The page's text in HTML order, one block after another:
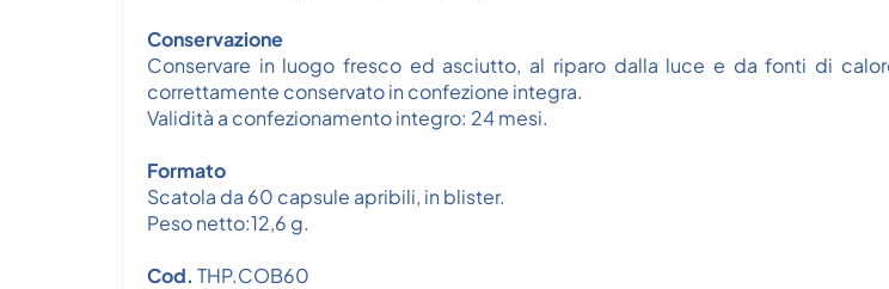
Conservazione
Conservare in luogo fresco ed asciutto, al riparo dalla luce e da fonti di
correttamente conservato in confezione integra.
Validità a confezionamento integro: 24 mesi.
Formato
Scatola da 60 capsule apribili, in blister.
Peso netto:12,6 g.
Cod. THP.COB60